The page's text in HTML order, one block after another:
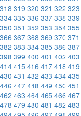
318 319 320 321 322 323
334 335 336 337 338 339
350 351 352 353 354 355
366 367 368 369 370 371
382 383 384 385 386 387
398 399 400 401 402 403
414 415 416 417 418 419
430 431 432 433 434 435
446 447 448 449 450 451
462 463 464 465 466 467
478 479 480 481 482 483